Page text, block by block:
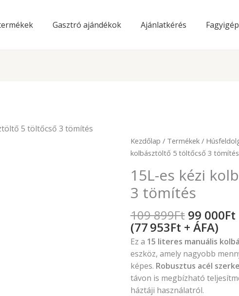
Gasztró ajándékok Ajánlatkérés
5 töltőcső 3 tömítés
Kezdőlap / Termékek/
kolbásztöltő 5 töltőcső 3 tömítés
15L-es kézi
3 tömítés
109 899Ft
Original
price
109
899Ft.
99 000Ft
(77 953Ft + ÁFA)
Ez a 15 literes manuális
eszköz, amely nagyobb
képes. Robusztus acél
távon is megbízható
háztáji használatról.